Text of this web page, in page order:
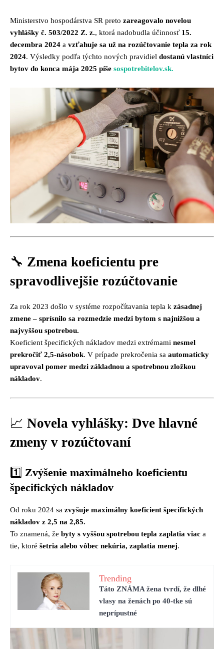
Ministerstvo hospodárstva SR preto zareagovalo novelou
vyhlášky č. 503/2022 Z. z., ktorá nadobudla účinnosť 15.
decembra 2024 a vzťahuje sa už na rozúčtovanie tepla za rok
2024. Výsledky podľa týchto nových pravidiel dostanú vlastníci
bytov do konca mája 2025 píše sospotrebitelov.sk.
🔧 Zmena koeficientu pre
spravodlivejšie rozúčtovanie
Za rok 2023 došlo v systéme rozpočítavania tepla k zásadnej
zmene – sprísnilo sa rozmedzie medzi bytom s najnižšou a
najvyššou spotrebou.
Koeficient špecifických nákladov medzi extrémami nesmel
prekročiť 2,5-násobok. V prípade prekročenia sa automaticky
upravoval pomer medzi základnou a spotrebnou zložkou
nákladov.
📈 Novela vyhlášky: Dve hlavné
zmeny v rozúčtovaní
1️⃣ Zvýšenie maximálneho koeficientu
špecifických nákladov
Od roku 2024 sa zvyšuje maximálny koeficient špecifických
nákladov z 2,5 na 2,85.
To znamená, že byty s vyššou spotrebou tepla zaplatia viac a
tie, ktoré šetria alebo vôbec nekúria, zaplatia menej.
Trending
Táto ZNÁMA žena tvrdí, že dlhé
vlasy na ženách po 40-tke sú
neprípustné